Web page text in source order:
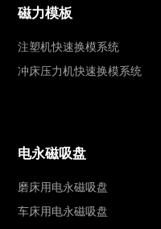
磁力模板
注塑机快速换模系统
冲床压力机快速换模系统
电永磁吸盘
磨床用电永磁吸盘
车床用电永磁吸盘